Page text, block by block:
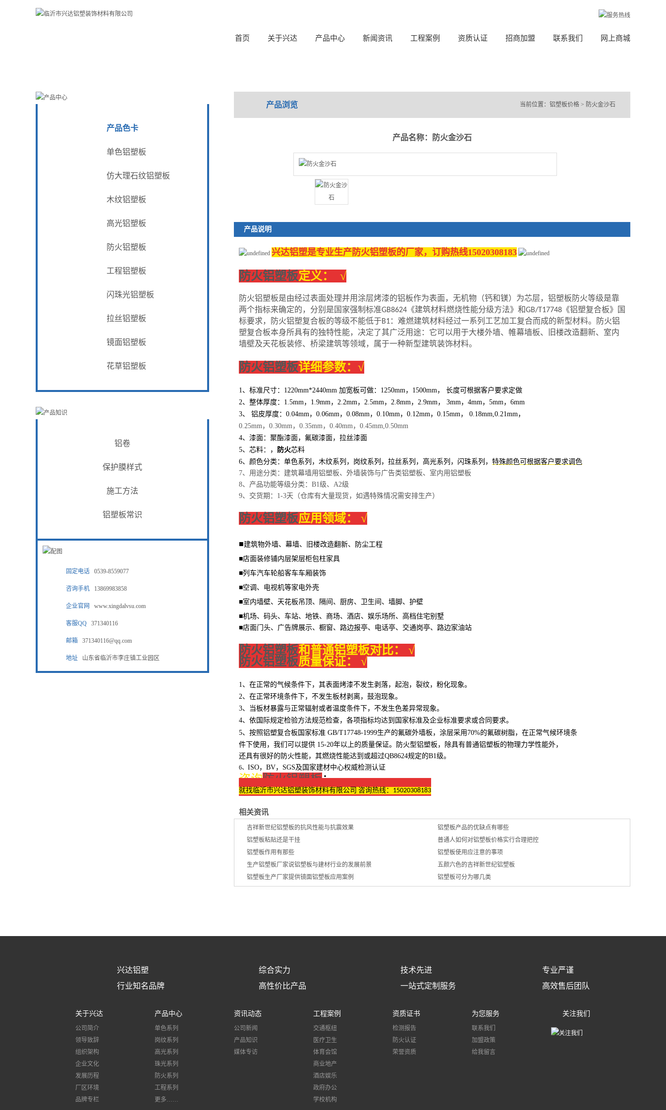
首页 关于兴达 产品中心 新闻资讯 工程案例 资质认证 招商加盟 联系我们 网上商城
当前位置： 铝塑板价格 > 防火金沙石
产品浏览
产品名称：防火金沙石
产品说明
兴达铝塑是专业生产防火铝塑板的厂家，订购热线15020308183
防火铝塑板定义： √
防火铝塑板是由经过表面处理并用涂层烤漆的铝板作为表面，无机物（钙和镁）为芯层，铝塑板防火等级是靠
两个指标来确定的，分别是国家强制标准GB8624 《建筑材料燃烧性能分级方法》 和GB/T 17748 《铝塑复合板》
国
标要求，防火铝塑复合板的等级不能低于B1：难燃建筑材料经过一系列工艺加工复合而成的新型材料。防火铝
塑复合板本身所具有的独特性能，决定了其广泛用途：它可以用于大楼外墙、帷幕墙板、旧楼改造翻新、室内
墙壁及天花板装修、桥梁建筑等领域，属于一种新型建筑装饰材料。
防火铝塑板详细参数：√
1、标准尺寸： 1220mm*2440mm 加宽板可做： 1250mm，1500mm， 长度可根据客户要求定做
2、整体厚度：1.5mm， 1.9mm，2.2mm，2.5mm，2.8mm，2.9mm， 3mm，4mm，5mm，6mm
3、 铝皮厚度： 0.04mm，0.06mm，0.08mm，0.10mm，0.12mm，0.15mm， 0.18mm,0.21mm，
0.25mm，0.30mm，0.35mm，0.40mm，0.45mm,0.50mm
4、漆面：聚酯漆面，氟碳漆面，拉丝漆面
5、芯料：，
防火芯料
6、颜色分类：单色系列，木纹系列，岗纹系列，拉丝系列，高光系列，闪珠系列， 特殊颜色可根据客户要求调色
7、用途分类：建筑幕墙用铝塑板、外墙装饰与广告类铝塑板、室内用铝塑板
8、产品功能等级分类：B1级、A2级
9、交货期：1-3天（仓库有大量现货，如遇特殊情况需安排生产）
防火铝塑板应用领域： √
■建筑物外墙、幕墙、旧楼改造翻新、防尘工程
■店面装修铺内层架层柜包柱家具
■列车汽车轮船客车车厢装饰
■空调、电视机等家电外壳
■室内墙壁、天花板吊顶、隔间、厨房、卫生间、墙脚、护壁
■机场、码头、车站、地铁、商场、酒店、娱乐场所、高档住宅别墅
■店面门头、广告牌展示、橱窗、路边报亭、电话亭、交通岗亭、路边家油站
防火铝塑板和普通铝塑板对比： √
防火铝塑板质量保证： √
1、在正常的气候条件下，其表面烤漆不发生剥落，起泡，裂纹，粉化现象。
2、在正常环境条件下，不发生板材剥离，鼓泡现象。
3、当板材暴露与正常辐射或者温度条件下，不发生色差异常现象。
4、依国际规定检验方法规范检查，各项指标均达到国家标准及企业标准要求或合同要求。
5、按照铝塑复合板国家标准 GB/T17748-1999生产的氟碳外墙板，涂层采用 70%的氟碳树脂，在正常气候环境条
件下使用，我们可以提供 15-20年以上的质量保证。防火型铝塑板，除具有普通铝塑板的物理力学性能外，
还具有很好的防火性能，其燃烧性能达到或超过QB8624规定的B1级。
6、 ISO，BV，SGS及国家建材中心权威检测认证
咨询防火铝塑板：
就找临沂市兴达铝塑装饰材料有限公司 咨询热线：15020308183
相关资讯
吉祥新世纪铝塑板的抗风性能与抗震效果
铝塑板产品的优缺点有哪些
铝塑板粘贴还是干挂
普通人如何对铝塑板价格实行合理把控
铝塑板作用有那些
铝塑板使用应注意的事项
生产铝塑板厂家说铝塑板与建材行业的发展前景
五颜六色的吉祥新世纪铝塑板
铝塑板生产厂家提供镜面铝塑板应用案例
铝塑板可分为哪几类
产品色卡
单色铝塑板
仿大理石纹铝塑板
木纹铝塑板
高光铝塑板
防火铝塑板
工程铝塑板
闪珠光铝塑板
拉丝铝塑板
镜面铝塑板
花草铝塑板
铝卷
保护膜样式
施工方法
铝塑板常识
固定电话 0539-8559077
咨询手机 13869983858
企业官网 www.xingdalvsu.com
客服QQ 371340116
邮箱 371340116@qq.com
地址 山东省临沂市李庄镇工业园区
兴达铝塑
行业知名品牌
综合实力
高性价比产品
技术先进
一站式定制服务
专业严谨
高效售后团队
关于兴达
公司简介
领导致辞
组织架构
企业文化
发展历程
厂区环境
品牌专栏
产品中心
单色系列
岗纹系列
高光系列
珠光系列
防火系列
工程系列
更多……
资讯动态
公司新闻
产品知识
媒体专访
工程案例
交通枢纽
医疗卫生
体育会馆
商业地产
酒店娱乐
政府办公
学校机构
资质证书
检测报告
防火认证
荣誉资质
为您服务
联系我们
加盟政策
给我留言
关注我们